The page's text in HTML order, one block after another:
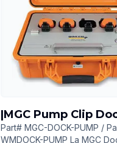
|MGC Pump Clip
Part# MGC-DOCK-PUMP /
WMDOCK-PUMP La MGC